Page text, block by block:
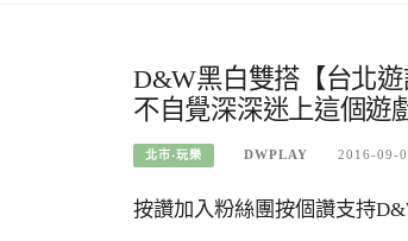
D&W黑白雙搭【台北
不自覺深深迷上這個遊
北市-玩樂 DWPLAY 2016-09-
按讚加入粉絲團按個讚支持